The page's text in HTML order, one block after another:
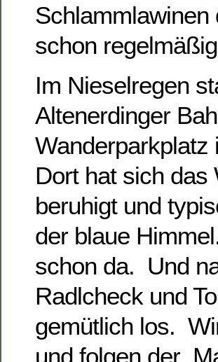
Schlammlawinen
schon
Im Nieselregen
Altenerdinger
Wanderparkplatz
Dort hat sich das
beruhigt und
der blaue
schon da. Und
Radlcheck und
gemütlich los.
und folgen der